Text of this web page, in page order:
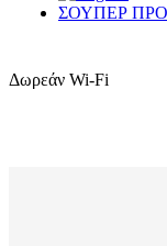
ΣΟΥΠΕΡ
Δωρεάν Wi-Fi